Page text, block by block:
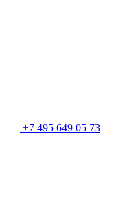
+7 495 649 05 73